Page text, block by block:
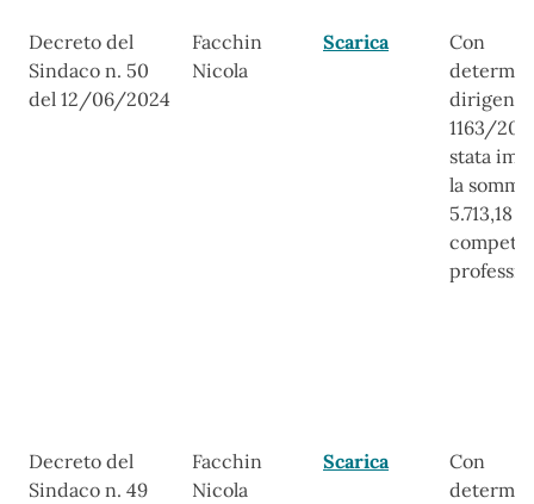
Decreto del
Sindaco n. 50
del 12/06/2024
Facchin
Nicola
Scarica
Con
1163/
stata
la
5.713,18
Decreto del
Sindaco n. 49
Facchin
Nicola
Scarica
Con